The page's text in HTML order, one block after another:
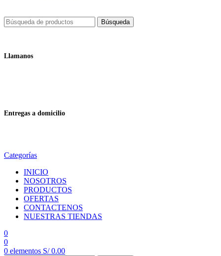
Búsqueda
Llamanos
Entregas a domicilio
Categorías
INICIO
NOSOTROS
PRODUCTOS
OFERTAS
CONTACTENOS
NUESTRAS TIENDAS
0
0
0 elementos S/0.00